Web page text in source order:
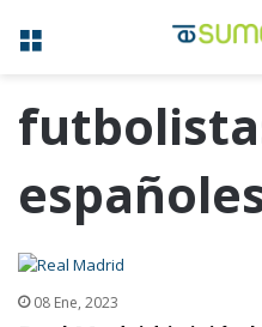
Menú
08 Ene, 2023